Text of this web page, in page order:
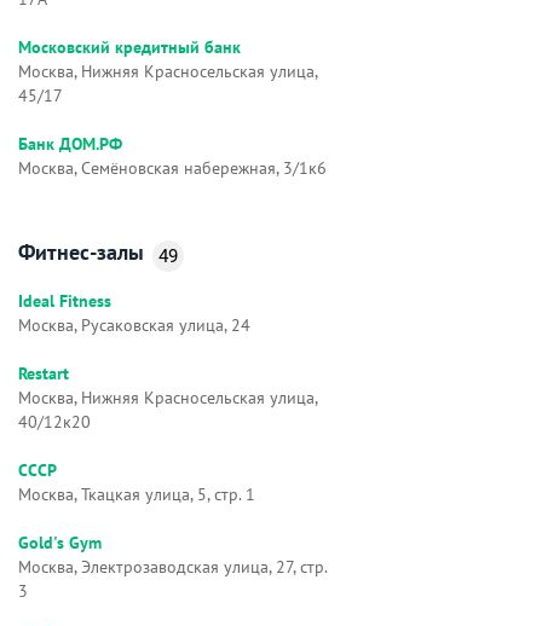
Московский кредитный банк
Москва, Нижняя Красносельская улица,
45/17
Банк ДОМ.РФ
Москва, Семёновская набережная, 3/1к6
Фитнес-залы 49
Ideal Fitness
Москва, Русаковская улица, 24
Restart
Москва, Нижняя Красносельская улица,
40/12к20
СССР
Москва, Ткацкая улица, 5, стр. 1
Gold's Gym
Москва, Электрозаводская улица, 27, стр.
3